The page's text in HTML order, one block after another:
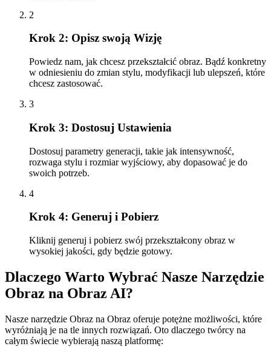
2
Krok 2: Opisz swoją Wizję
Powiedz nam, jak chcesz przekształcić obraz. Bądź konkretny
w odniesieniu do zmian stylu, modyfikacji lub ulepszeń, które
chcesz zastosować.
3
Krok 3: Dostosuj Ustawienia
Dostosuj parametry generacji, takie jak intensywność,
rozwaga stylu i rozmiar wyjściowy, aby dopasować je do
swoich potrzeb.
4
Krok 4: Generuj i Pobierz
Kliknij generuj i pobierz swój przekształcony obraz w
wysokiej jakości, gdy będzie gotowy.
Dlaczego Warto Wybrać Nasze Narzędzie
Obraz na Obraz AI?
Nasze narzędzie Obraz na Obraz oferuje potężne możliwości, które
wyróżniają je na tle innych rozwiązań. Oto dlaczego twórcy na
całym świecie wybierają naszą platformę: